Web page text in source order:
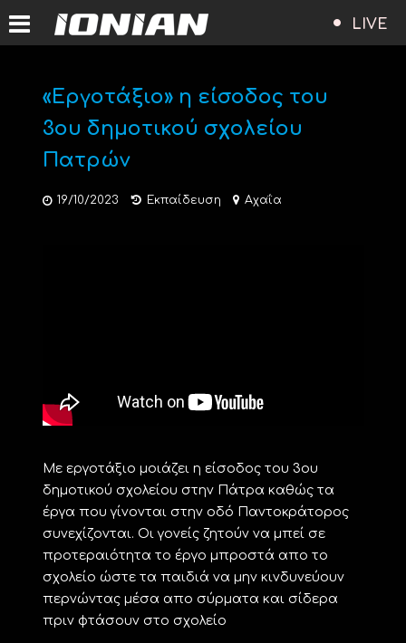
LIVE
«Εργοτάξιο» η είσοδος του
3ου δημοτικού σχολείου
Πατρών
19/10/2023 Εκπαίδευση Αχαΐα
Με εργοτάξιο μοιάζει η είσοδος του 3ου
δημοτικού σχολείου στην Πάτρα καθώς τα
έργα που γίνονται στην οδό Παντοκράτορος
συνεχίζονται. Οι γονείς ζητούν να μπεί σε
προτεραιότητα το έργο μπροστά απο το
σχολείο ώστε τα παιδιά να μην κινδυνεύουν
περνώντας μέσα απο σύρματα και σίδερα
πριν φτάσουν στο σχολείο